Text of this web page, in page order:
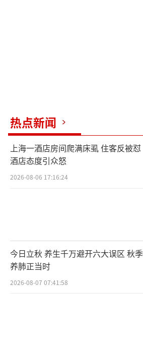
热点新闻
上海一酒店房间爬满床虱 住客反被怼
酒店态度引众怒
2026-08-06 17:16:24
今日立秋 养生千万避开六大误区 秋季
养肺正当时
2026-08-07 07:41:58